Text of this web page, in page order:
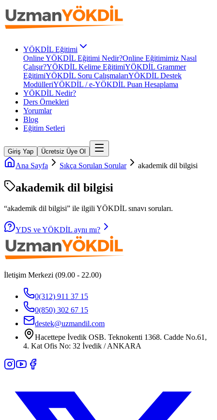
YÖKDİL Eğitimi
Online YÖKDİL Eğitimi Nedir?Online Eğitimimiz Nasıl
Çalışır?YÖKDİL Kelime EğitimiYÖKDİL Grammer
EğitimiYÖKDİL Soru ÇalışmalarıYÖKDİL Destek
ModülleriYÖKDİL / e-YÖKDİL Puan Hesaplama
YÖKDİL Nedir?
Ders Örnekleri
Yorumlar
Blog
Eğitim Setleri
Giriş Yap Ücretsiz Üye Ol
Ana Sayfa Sıkça Sorulan Sorular akademik dil bilgisi
akademik dil bilgisi
“akademik dil bilgisi” ile ilgili YÖKDİL sınavı soruları.
YDS ve YÖKDİL aynı mı?
İletişim Merkezi (09.00 - 22.00)
0(312) 911 37 15
0(850) 302 67 15
destek@uzmandil.com
Hacettepe İvedik OSB. Teknokenti 1368. Cadde No.61,
4. Kat Ofis No: 32 İvedik / ANKARA